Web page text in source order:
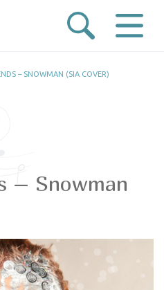
– SNOWMAN (SIA COVER)
– Snowman